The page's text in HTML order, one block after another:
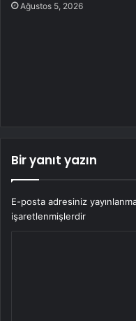
Ağustos 5, 2026
Bir yanıt yazın
E-posta adresiniz
işaretlenmişlerdir